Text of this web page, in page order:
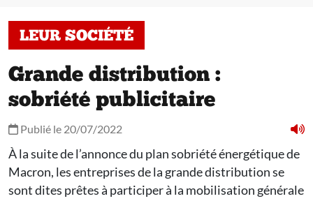
LEUR SOCIÉTÉ
Grande distribution :
sobriété publicitaire
Publié le 20/07/2022
À la suite de l’annonce du plan sobriété énergétique de
Macron, les entreprises de la grande distribution se
sont dites prêtes à participer à la mobilisation générale